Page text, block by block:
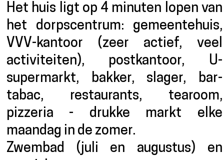
Het huis ligt op 4 minuten lopen van
het dorpscentrum: gemeentehuis,
VVV-kantoor (zeer actief, veel
activiteiten), postkantoor, U-
supermarkt, bakker, slager, bar-
tabac, restaurants, tearoom,
pizzeria - drukke markt elke
maandag in de zomer.
Zwembad (juli en augustus) en